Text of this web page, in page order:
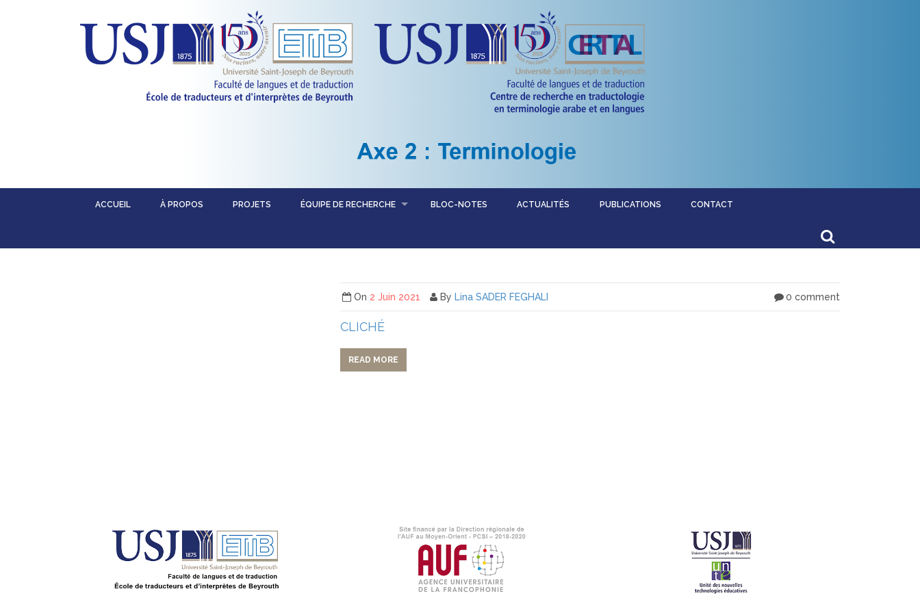
ACCUEIL À PROPOS PROJETS ÉQUIPE DE RECHERCHE BLOC-NOTES ACTUALITÉS PUBLICATIONS CONTACT
On 2 Juin 2021 By Lina SADER FEGHALI 0 comment
CLICHÉ
READ MORE